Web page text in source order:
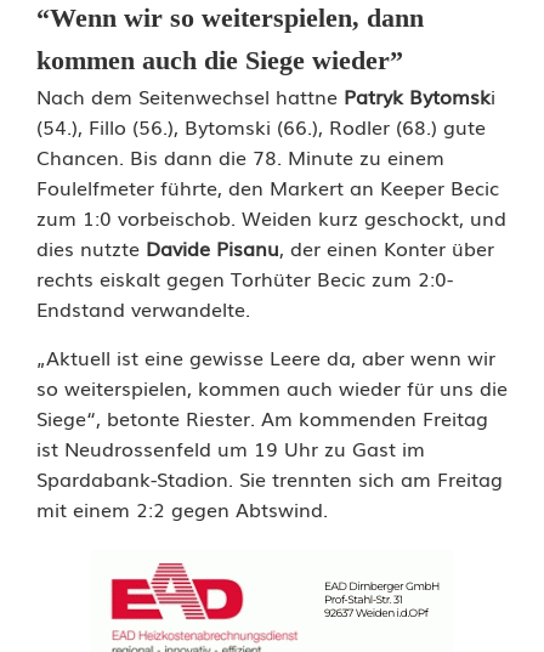
e
r
S
p
V
g
g
S
V
W
e
i
“Wenn wir so weiterspielen, dann
kommen auch die Siege wieder”
Nach dem Seitenwechsel hattne Patryk Bytomski
(54.), Fillo (56.), Bytomski (66.), Rodler (68.) gute
Chancen. Bis dann die 78. Minute zu einem
Foulelfmeter führte, den Markert an Keeper Becic
zum 1:0 vorbeischob. Weiden kurz geschockt, und
dies nutzte Davide Pisanu, der einen Konter über
rechts eiskalt gegen Torhüter Becic zum 2:0-
Endstand verwandelte.
„Aktuell ist eine gewisse Leere da, aber wenn wir
so weiterspielen, kommen auch wieder für uns die
Siege“, betonte Riester. Am kommenden Freitag
ist Neudrossenfeld um 19 Uhr zu Gast im
Spardabank-Stadion. Sie trennten sich am Freitag
mit einem 2:2 gegen Abtswind.